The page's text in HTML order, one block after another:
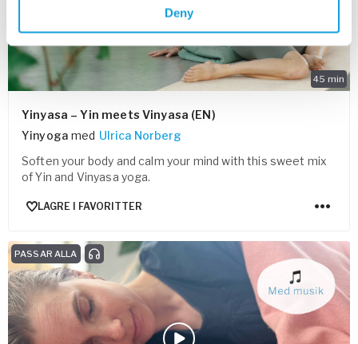
Deny
45 min
Yinyasa – Yin meets Vinyasa (EN)
Yinyoga med Ulrica Norberg
Soften your body and calm your mind with this sweet mix
of Yin and Vinyasa yoga.
LAGRE I FAVORITTER
PASSAR ALLA